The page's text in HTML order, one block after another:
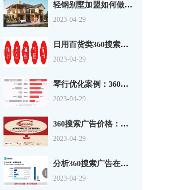
轻钢别墅加盟如何做好360推广？案例分析
2023-04-29
日用百货类360搜索推广落地页都是怎么做的？
2023-04-29
琴行优化案例：360推广为何没有咨询？
2023-04-29
360搜索广告价格：平安春运保障险案例，获成功营销杂志2014内容营销大奖
2023-04-29
分析360搜索广告在教育行业的SEM优化实例【营销案例】
2023-04-29